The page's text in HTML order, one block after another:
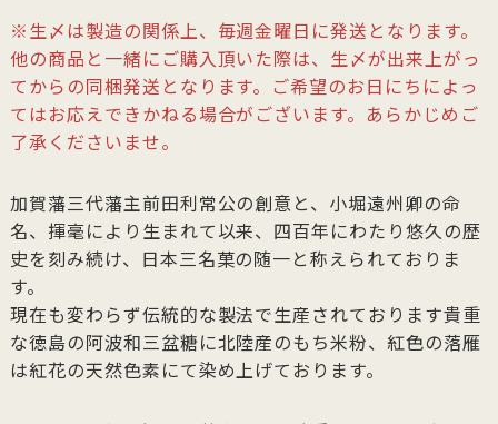
※生〆は製造の関係上、毎週金曜日に発送となります。
他の商品と一緒にご購入頂いた際は、生〆が出来上がっ
てからの同梱発送となります。ご希望のお日にちによっ
てはお応えできかねる場合がございます。あらかじめご
了承くださいませ。
加賀藩三代藩主前田利常公の創意と、小堀遠州卿の命
名、揮毫により生まれて以来、四百年にわたり悠久の歴
史を刻み続け、日本三名菓の随一と称えられておりま
す。
現在も変わらず伝統的な製法で生産されております貴重
な徳島の阿波和三盆糖に北陸産のもち米粉、紅色の落雁
は紅花の天然色素にて染め上げております。